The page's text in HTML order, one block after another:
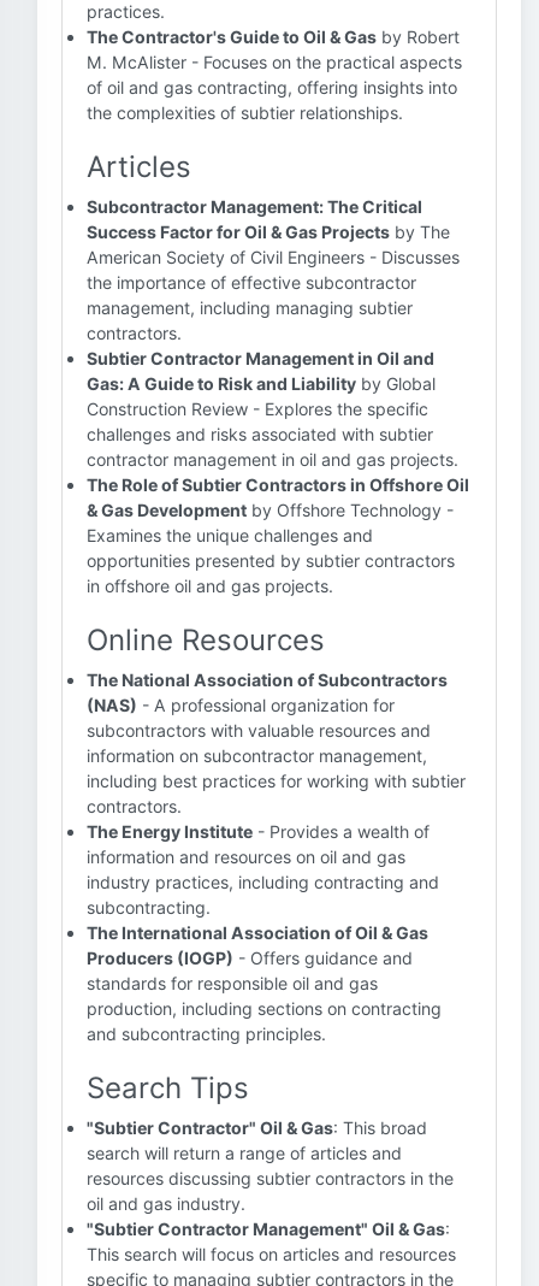
practices.
The Contractor's Guide to Oil & Gas by Robert
M. McAlister - Focuses on the practical aspects
of oil and gas contracting, offering insights into
the complexities of subtier relationships.
Articles
Subcontractor Management: The Critical
Success Factor for Oil & Gas Projects by The
American Society of Civil Engineers - Discusses
the importance of effective subcontractor
management, including managing subtier
contractors.
Subtier Contractor Management in Oil and
Gas: A Guide to Risk and Liability by Global
Construction Review - Explores the specific
challenges and risks associated with subtier
contractor management in oil and gas projects.
The Role of Subtier Contractors in Offshore Oil
& Gas Development by Offshore Technology -
Examines the unique challenges and
opportunities presented by subtier contractors
in offshore oil and gas projects.
Online Resources
The National Association of Subcontractors
(NAS) - A professional organization for
subcontractors with valuable resources and
information on subcontractor management,
including best practices for working with subtier
contractors.
The Energy Institute - Provides a wealth of
information and resources on oil and gas
industry practices, including contracting and
subcontracting.
The International Association of Oil & Gas
Producers (IOGP) - Offers guidance and
standards for responsible oil and gas
production, including sections on contracting
and subcontracting principles.
Search Tips
"Subtier Contractor" Oil & Gas: This broad
search will return a range of articles and
resources discussing subtier contractors in the
oil and gas industry.
"Subtier Contractor Management" Oil & Gas:
This search will focus on articles and resources
specific to managing subtier contractors in the